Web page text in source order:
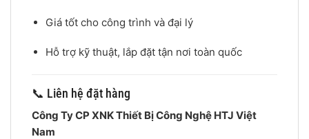
Giá tốt cho công trình và đại lý
Hỗ trợ kỹ thuật, lắp đặt tận nơi toàn quốc
📞 Liên hệ đặt hàng
Công Ty CP XNK Thiết Bị Công Nghệ HTJ Việt
Nam